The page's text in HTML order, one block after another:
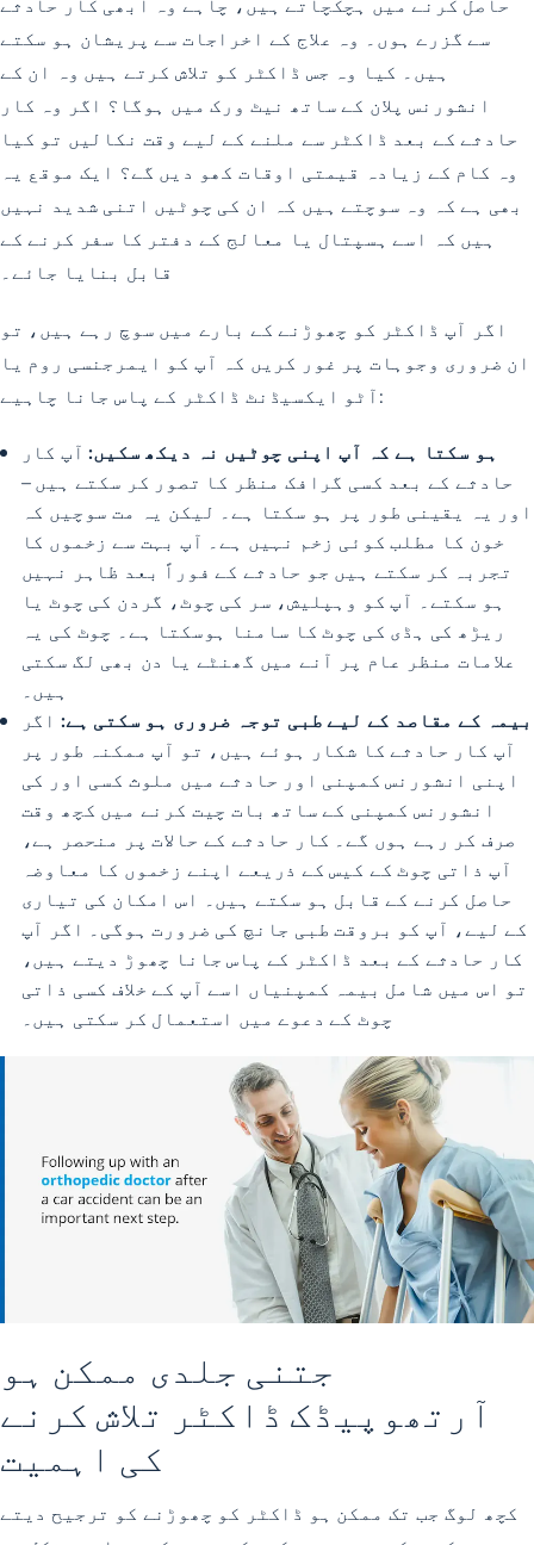
سے گزرے ہوں۔ وہ علاج کے اخراجات سے پریشان ہو سکتے
ہیں۔ کیا وہ جس ڈاکٹر کو تلاش کرتے ہیں وہ ان کے
انشورنس پلان کے ساتھ نیٹ ورک میں ہوگا؟ اگر وہ کار
حادثے کے بعد ڈاکٹر سے ملنے کے لیے وقت نکالیں تو کیا
وہ کام کے زیادہ قیمتی اوقات کھو دیں گے؟ ایک موقع یہ
بھی ہے کہ وہ سوچتے ہیں کہ ان کی چوٹیں اتنی شدید نہیں
ہیں کہ اسے ہسپتال یا معالج کے دفتر کا سفر کرنے کے
قابل بنایا جائے۔
اگر آپ ڈاکٹر کو چھوڑنے کے بارے میں سوچ رہے ہیں، تو
ان ضروری وجوہات پر غور کریں کہ آپ کو ایمرجنسی روم یا
آٹو ایکسیڈنٹ ڈاکٹر کے پاس جانا چاہیے:
ہو سکتا ہے کہ آپ اپنی چوٹیں نہ دیکھ سکیں:آپ کار
حادثے کے بعد کسی گرافک منظر کا تصور کر سکتے ہیں –
اور یہ یقینی طور پر ہو سکتا ہے۔ لیکن یہ مت سوچیں کہ
خون کا مطلب کوئی زخم نہیں ہے۔ آپ بہت سے زخموں کا
تجربہ کر سکتے ہیں جو حادثے کے فوراً بعد ظاہر نہیں
ہو سکتے۔ آپ کو وہپلیش، سر کی چوٹ، گردن کی چوٹ یا
ریڑھ کی ہڈی کی چوٹ کا سامنا ہوسکتا ہے۔ چوٹ کی یہ
علامات منظر عام پر آنے میں گھنٹے یا دن بھی لگ سکتی
ہیں۔
بیمہ کے مقاصد کے لیے طبی توجہ ضروری ہو سکتی ہے: اگر
آپ کار حادثے کا شکار ہوئے ہیں، تو آپ ممکنہ طور پر
اپنی انشورنس کمپنی اور حادثے میں ملوث کسی اور کی
انشورنس کمپنی کے ساتھ بات چیت کرنے میں کچھ وقت
صرف کر رہے ہوں گے۔ کار حادثے کے حالات پر منحصر ہے،
آپ ذاتی چوٹ کے کیس کے ذریعے اپنے زخموں کا معاوضہ
حاصل کرنے کے قابل ہو سکتے ہیں۔ اس امکان کی تیاری
کے لیے، آپ کو بروقت طبی جانچ کی ضرورت ہوگی۔ اگر آپ
کار حادثے کے بعد ڈاکٹر کے پاس جانا چھوڑ دیتے ہیں،
تو اس میں شامل بیمہ کمپنیاں اسے آپ کے خلاف کسی ذاتی
چوٹ کے دعوے میں استعمال کر سکتی ہیں۔
جتنی جلدی ممکن ہو
آرتھوپیڈک ڈاکٹر تلاش کرنے
کی اہمیت
کچھ لوگ جب تک ممکن ہو ڈاکٹر کو چھوڑنے کو ترجیح دیتے